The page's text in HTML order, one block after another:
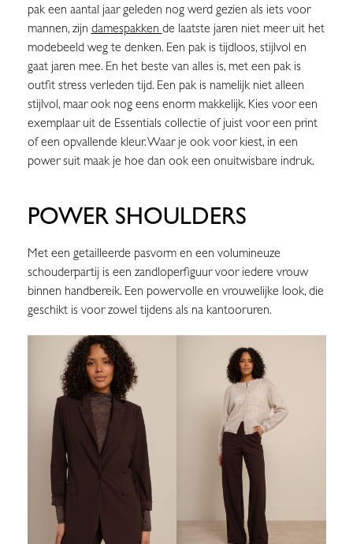
pak een aantal jaar geleden nog werd gezien als iets voor
mannen, zijn damespakken de laatste jaren niet meer uit het
modebeeld weg te denken. Een pak is tijdloos, stijlvol en
gaat jaren mee. En het beste van alles is, met een pak is
outfit stress verleden tijd. Een pak is namelijk niet alleen
stijlvol, maar ook nog eens enorm makkelijk. Kies voor een
exemplaar uit de Essentials collectie of juist voor een print
of een opvallende kleur. Waar je ook voor kiest, in een
power suit maak je hoe dan ook een onuitwisbare indruk.
POWER SHOULDERS
Met een getailleerde pasvorm en een volumineuze
schouderpartij is een zandloperfiguur voor iedere vrouw
binnen handbereik. Een powervolle en vrouwelijke look, die
geschikt is voor zowel tijdens als na kantooruren.